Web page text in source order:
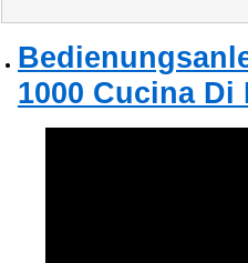
1000 Cucina Di